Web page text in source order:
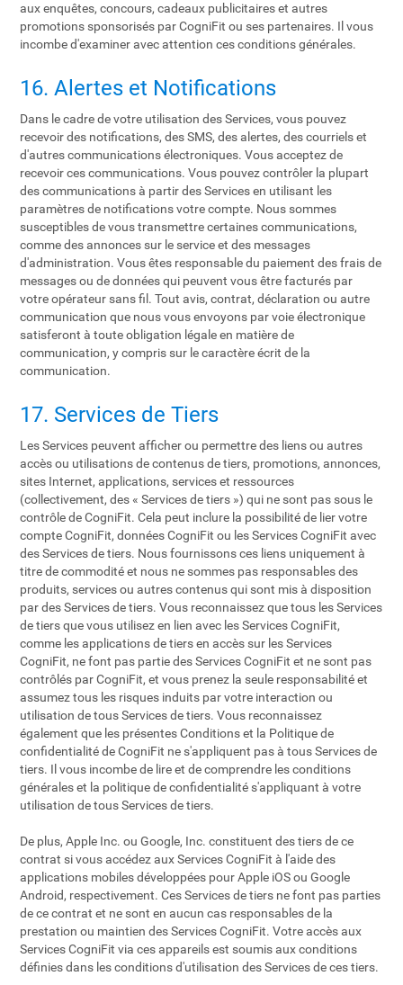
aux enquêtes, concours, cadeaux publicitaires et autres
promotions sponsorisés par CogniFit ou ses partenaires. Il vous
incombe d'examiner avec attention ces conditions générales.
16. Alertes et Notifications
Dans le cadre de votre utilisation des Services, vous pouvez
recevoir des notifications, des SMS, des alertes, des courriels et
d'autres communications électroniques. Vous acceptez de
recevoir ces communications. Vous pouvez contrôler la plupart
des communications à partir des Services en utilisant les
paramètres de notifications votre compte. Nous sommes
susceptibles de vous transmettre certaines communications,
comme des annonces sur le service et des messages
d'administration. Vous êtes responsable du paiement des frais de
messages ou de données qui peuvent vous être facturés par
votre opérateur sans fil. Tout avis, contrat, déclaration ou autre
communication que nous vous envoyons par voie électronique
satisferont à toute obligation légale en matière de
communication, y compris sur le caractère écrit de la
communication.
17. Services de Tiers
Les Services peuvent afficher ou permettre des liens ou autres
accès ou utilisations de contenus de tiers, promotions, annonces,
sites Internet, applications, services et ressources
(collectivement, des « Services de tiers ») qui ne sont pas sous le
contrôle de CogniFit. Cela peut inclure la possibilité de lier votre
compte CogniFit, données CogniFit ou les Services CogniFit avec
des Services de tiers. Nous fournissons ces liens uniquement à
titre de commodité et nous ne sommes pas responsables des
produits, services ou autres contenus qui sont mis à disposition
par des Services de tiers. Vous reconnaissez que tous les Services
de tiers que vous utilisez en lien avec les Services CogniFit,
comme les applications de tiers en accès sur les Services
CogniFit, ne font pas partie des Services CogniFit et ne sont pas
contrôlés par CogniFit, et vous prenez la seule responsabilité et
assumez tous les risques induits par votre interaction ou
utilisation de tous Services de tiers. Vous reconnaissez
également que les présentes Conditions et la Politique de
confidentialité de CogniFit ne s'appliquent pas à tous Services de
tiers. Il vous incombe de lire et de comprendre les conditions
générales et la politique de confidentialité s'appliquant à votre
utilisation de tous Services de tiers.
De plus, Apple Inc. ou Google, Inc. constituent des tiers de ce
contrat si vous accédez aux Services CogniFit à l'aide des
applications mobiles développées pour Apple iOS ou Google
Android, respectivement. Ces Services de tiers ne font pas parties
de ce contrat et ne sont en aucun cas responsables de la
prestation ou maintien des Services CogniFit. Votre accès aux
Services CogniFit via ces appareils est soumis aux conditions
définies dans les conditions d'utilisation des Services de ces tiers.